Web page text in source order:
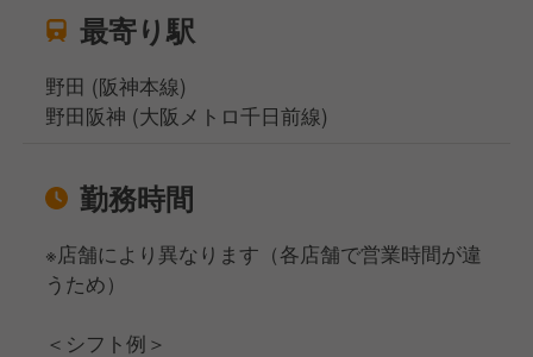
最寄り駅
野田 (阪神本線)
野田阪神 (大阪メトロ千日前線)
勤務時間
※店舗により異なります（各店舗で営業時間が違
うため）
＜シフト例＞